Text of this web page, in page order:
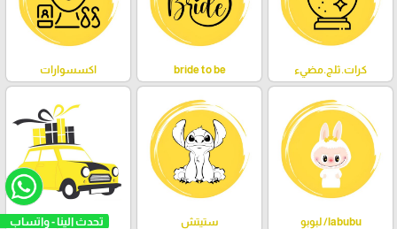
كرات.ثلج.مضيء bride to be اكسسوارات
labubu/ لبوبو ستيتش مباخر